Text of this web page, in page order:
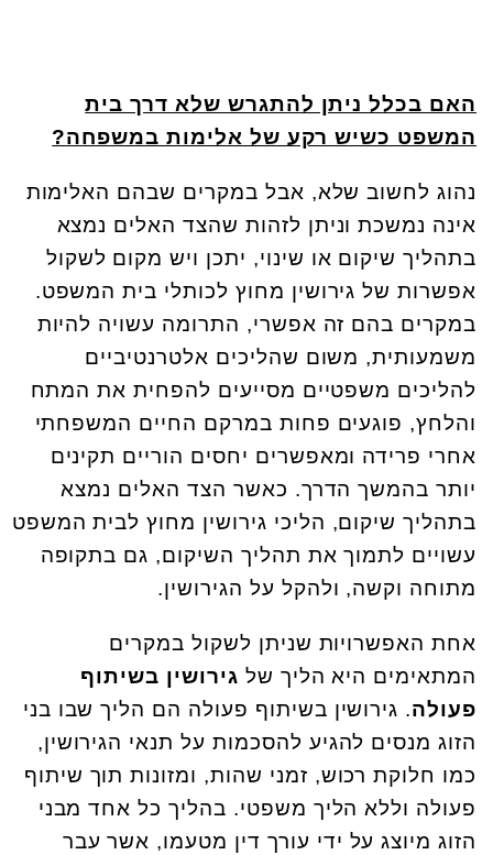
האם בכלל ניתן להתגרש שלא דרך בית
המשפט כשיש רקע של אלימות במשפחה?
נהוג לחשוב שלא, אבל במקרים שבהם האלימות
אינה נמשכת וניתן לזהות שהצד האלים נמצא
בתהליך שיקום או שינוי, יתכן ויש מקום לשקול
אפשרות של גירושין מחוץ לכותלי בית המשפט.
במקרים בהם זה אפשרי, התרומה עשויה להיות
משמעותית, משום שהליכים אלטרנטיביים
להליכים משפטיים מסייעים להפחית את המתח
והלחץ, פוגעים פחות במרקם החיים המשפחתי
אחרי פרידה ומאפשרים יחסים הוריים תקינים
יותר בהמשך הדרך. כאשר הצד האלים נמצא
בתהליך שיקום, הליכי גירושין מחוץ לבית המשפט
עשויים לתמוך את תהליך השיקום, גם בתקופה
מתוחה וקשה, ולהקל על הגירושין.
אחת האפשרויות שניתן לשקול במקרים
המתאימים היא הליך של גירושין בשיתוף
פעולה. גירושין בשיתוף פעולה הם הליך שבו בני
הזוג מנסים להגיע להסכמות על תנאי הגירושין,
כמו חלוקת רכוש, זמני שהות, ומזונות תוך שיתוף
פעולה וללא הליך משפטי. בהליך כל אחד מבני
הזוג מיוצג על ידי עורך דין מטעמו, אשר עבר